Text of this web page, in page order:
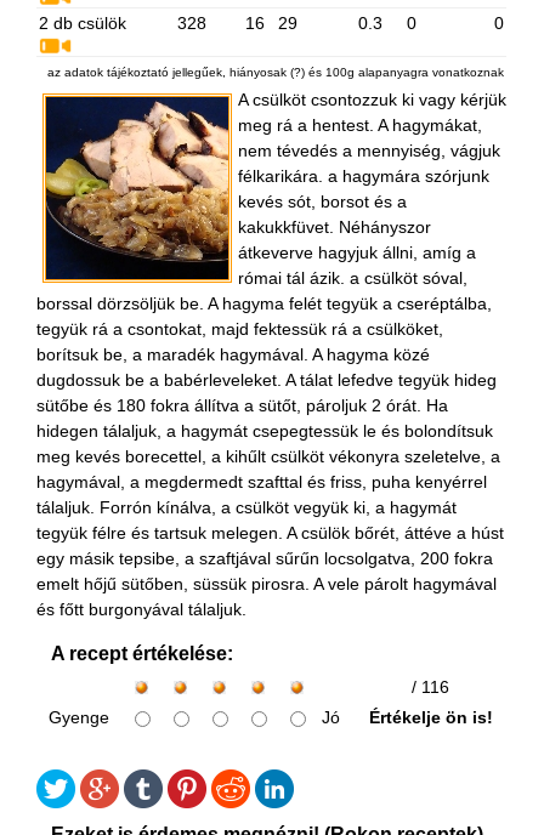
2 db csülök 328 16 29 0.3 0 0
az adatok tájékoztató jellegűek, hiányosak (?) és 100g alapanyagra vonatkoznak
A csülköt csontozzuk ki vagy kérjük
meg rá a hentest. A hagymákat,
nem tévedés a mennyiség, vágjuk
félkarikára. a hagymára szórjunk
kevés sót, borsot és a
kakukkfüvet. Néhányszor
átkeverve hagyjuk állni, amíg a
római tál ázik. a csülköt sóval,
borssal dörzsöljük be. A hagyma felét tegyük a cseréptálba,
tegyük rá a csontokat, majd fektessük rá a csülköket,
borítsuk be, a maradék hagymával. A hagyma közé
dugdossuk be a babérleveleket. A tálat lefedve tegyük hideg
sütőbe és 180 fokra állítva a sütőt, pároljuk 2 órát. Ha
hidegen tálaljuk, a hagymát csepegtessük le és bolondítsuk
meg kevés borecettel, a kihűlt csülköt vékonyra szeletelve, a
hagymával, a megdermedt szafttal és friss, puha kenyérrel
tálaljuk. Forrón kínálva, a csülköt vegyük ki, a hagymát
tegyük félre és tartsuk melegen. A csülök bőrét, áttéve a húst
egy másik tepsibe, a szaftjával sűrűn locsolgatva, 200 fokra
emelt hőjű sütőben, süssük pirosra. A vele párolt hagymával
és főtt burgonyával tálaljuk.
A recept értékelése:
/ 116
Gyenge
Jó Értékelje ön is!